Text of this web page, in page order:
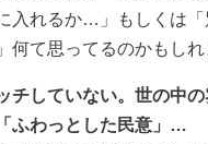
入れるか…」もしくは
何て思ってるのかもし
チしていない。世の中
ふわっとした民意」…